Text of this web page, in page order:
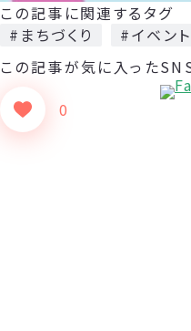
この記事に関連するタグ
#まちづくり
#イベント
この記事が気に入った
0